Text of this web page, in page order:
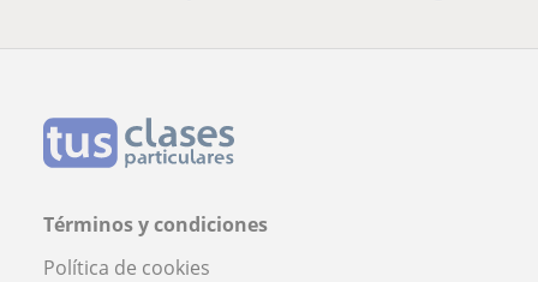
Términos y condiciones
Política de cookies